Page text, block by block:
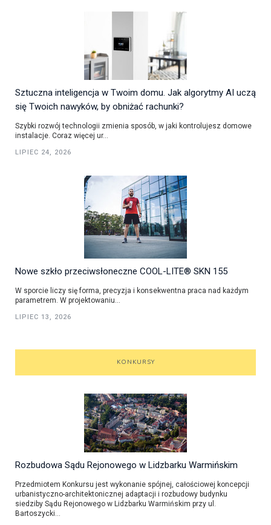
Sztuczna inteligencja w Twoim domu. Jak algorytmy AI uczą
się Twoich nawyków, by obniżać rachunki?
Szybki rozwój technologii zmienia sposób, w jaki kontrolujesz domowe
instalacje. Coraz więcej ur...
LIPIEC 24, 2026
Nowe szkło przeciwsłoneczne COOL-LITE® SKN 155
W sporcie liczy się forma, precyzja i konsekwentna praca nad każdym
parametrem. W projektowaniu...
LIPIEC 13, 2026
KONKURSY
Rozbudowa Sądu Rejonowego w Lidzbarku Warmińskim
Przedmiotem Konkursu jest wykonanie spójnej, całościowej koncepcji
urbanistyczno-architektonicznej adaptacji i rozbudowy budynku
siedziby Sądu Rejonowego w Lidzbarku Warmińskim przy ul.
Bartoszycki...